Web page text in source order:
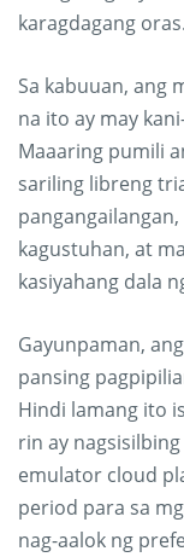
karagdagang oras.
Sa kabuuan, ang
na ito ay may
Maaaring pumili
sariling libreng
kagustuhan, at
kasiyahang dala
Gayunpaman, ang
pansing
Hindi lamang ito
rin ay
emulator cloud
period para sa
nag-aalok ng